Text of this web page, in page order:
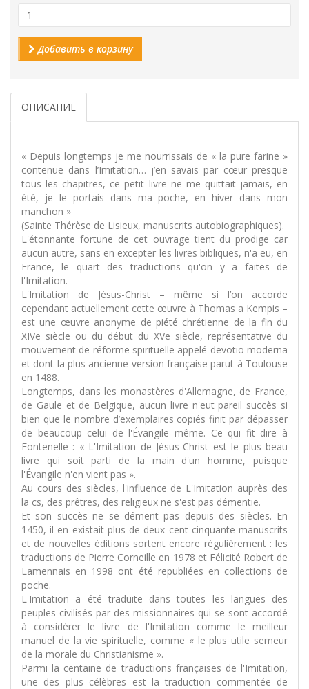
Добавить в корзину
ОПИСАНИЕ
« Depuis longtemps je me nourrissais de « la pure farine »
contenue dans l’Imitation… j’en savais par cœur presque
tous les chapitres, ce petit livre ne me quittait jamais, en
été, je le portais dans ma poche, en hiver dans mon
manchon »
(Sainte Thérèse de Lisieux, manuscrits autobiographiques).
L'étonnante fortune de cet ouvrage tient du prodige car
aucun autre, sans en excepter les livres bibliques, n'a eu, en
France, le quart des traductions qu'on y a faites de
l'Imitation.
L'Imitation de Jésus-Christ – même si l’on accorde
cependant actuellement cette œuvre à Thomas a Kempis –
est une œuvre anonyme de piété chrétienne de la fin du
XIVe siècle ou du début du XVe siècle, représentative du
mouvement de réforme spirituelle appelé devotio moderna
et dont la plus ancienne version française parut à Toulouse
en 1488.
Longtemps, dans les monastères d'Allemagne, de France,
de Gaule et de Belgique, aucun livre n'eut pareil succès si
bien que le nombre d’exemplaires copiés finit par dépasser
de beaucoup celui de l'Évangile même. Ce qui fit dire à
Fontenelle : « L'Imitation de Jésus-Christ est le plus beau
livre qui soit parti de la main d'un homme, puisque
l'Évangile n'en vient pas ».
Au cours des siècles, l'influence de L'Imitation auprès des
laïcs, des prêtres, des religieux ne s'est pas démentie.
Et son succès ne se dément pas depuis des siècles. En
1450, il en existait plus de deux cent cinquante manuscrits
et de nouvelles éditions sortent encore régulièrement : les
traductions de Pierre Corneille en 1978 et Félicité Robert de
Lamennais en 1998 ont été republiées en collections de
poche.
L'Imitation a été traduite dans toutes les langues des
peuples civilisés par des missionnaires qui se sont accordé
à considérer le livre de l'Imitation comme le meilleur
manuel de la vie spirituelle, comme « le plus utile semeur
de la morale du Christianisme ».
Parmi la centaine de traductions françaises de l'Imitation,
une des plus célèbres est la traduction commentée de